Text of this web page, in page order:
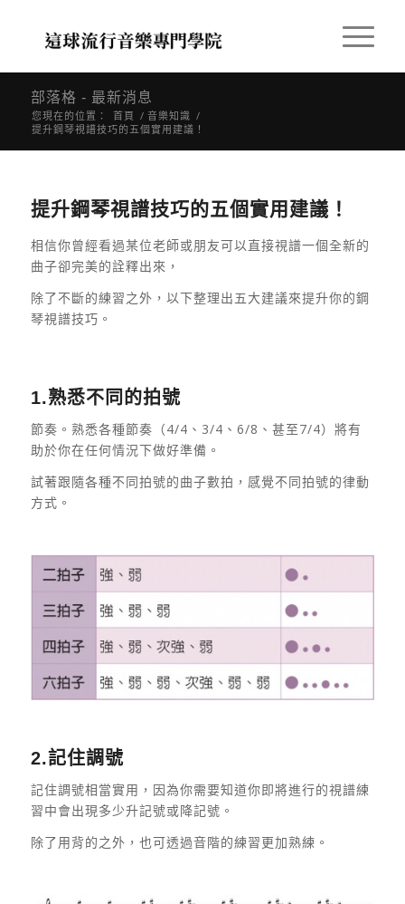
部落格 - 最新消息
您現在的位置： 首頁 / 音樂知識 /
提升鋼琴視譜技巧的五個實用建議！
提升鋼琴視譜技巧的五個實用建議！
相信你曾經看過某位老師或朋友可以直接視譜一個全新的
曲子卻完美的詮釋出來，
除了不斷的練習之外，以下整理出五大建議來提升你的鋼
琴視譜技巧。
1.熟悉不同的拍號
節奏。熟悉各種節奏（4/4、3/4、6/8、甚至7/4）將有
助於你在任何情況下做好準備。
試著跟隨各種不同拍號的曲子數拍，感覺不同拍號的律動
方式。
2.記住調號
記住調號相當實用，因為你需要知道你即將進行的視譜練
習中會出現多少升記號或降記號。
除了用背的之外，也可透過音階的練習更加熟練。